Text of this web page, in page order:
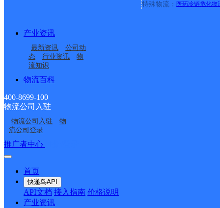
特殊物流： 医药冷链危化物
产业资讯
最新资讯
公司动
态
行业资讯
物
流知识
物流百科
400-8699-100
物流公司入驻
物流公司入驻
物
流公司登录
推广者中心
首页
快递鸟API
API文档 接入指南 价格说明
产业资讯
河北南和县公司
河北南和公司
南和县三思乡合作点
ID1594
南和县郝桥镇合作点
ID4507
河郭邮政所
三思邮政所
接口API
API接口 DEMO下载
关于我们